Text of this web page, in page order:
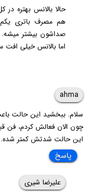
حالا بالانس بهتره
هم مصرف باتری
صداشون بیشتر
اما بالانس خیلی
ahma
سلام. ببخشید این حالت
چون الان فعالش کردم، فن
این حالت شدتش کمتر شده.
پاسخ
علیرضا شیری